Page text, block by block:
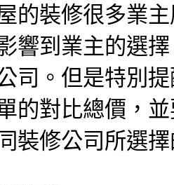
的裝修很多業
響到業主的選
司。但是特別
的對比總價，
裝修公司所選